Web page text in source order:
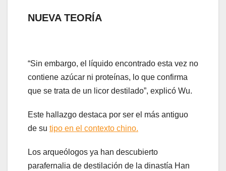
NUEVA TEORÍA
“Sin embargo, el líquido encontrado esta vez no
contiene azúcar ni proteínas, lo que confirma
que se trata de un licor destilado”, explicó Wu.
Este hallazgo destaca por ser el más antiguo
de su tipo en el contexto chino.
Los arqueólogos ya han descubierto
parafernalia de destilación de la dinastía Han